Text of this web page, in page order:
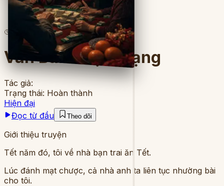
lượt đọc· 8chương
Ván Bài Mượn Mạng
Tác giả:
Trạng thái: Hoàn thành
Hiện đại
Đọc từ đầu
Theo dõi
Giới thiệu truyện
Tết năm đó, tôi về nhà bạn trai ăn Tết.
Lúc đánh mạt chược, cả nhà anh ta liên tục nhường bài
cho tôi.